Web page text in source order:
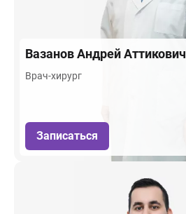
ВазановАндрей Аттикович
Врач-хирург
Записаться